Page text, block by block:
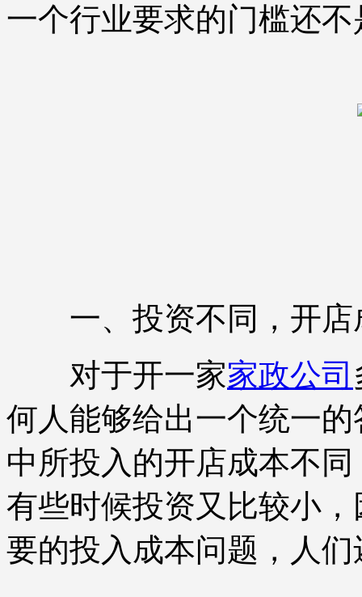
一个行业要求的门槛还
一、投资不同，开店
对于开一家家政公司
何人能够给出一个统一
中所投入的开店成本不
有些时候投资又比较小
要的投入成本问题，人